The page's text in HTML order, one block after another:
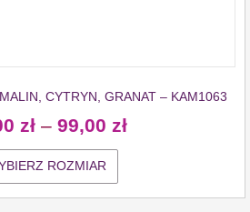
CYTRYN, GRANAT – KAM1063
zł – 99,00 zł
ROZMIAR